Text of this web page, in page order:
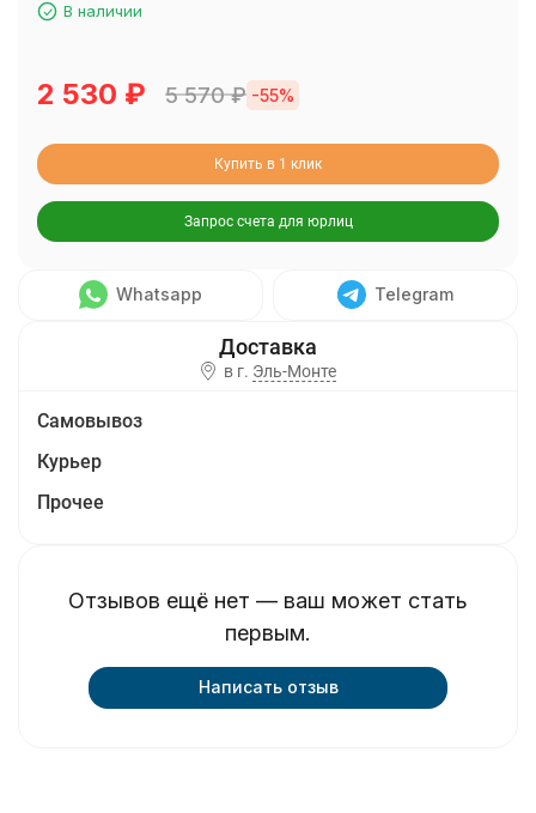
В наличии
2 530 ₽ 5 570₽ -55%
Купить в 1 клик
Запрос счета для юрлиц
Whatsapp Telegram
в г. Эль-Монте
Самовывоз
Курьер
Прочее
Отзывов ещё нет — ваш может стать
первым.
Написать отзыв